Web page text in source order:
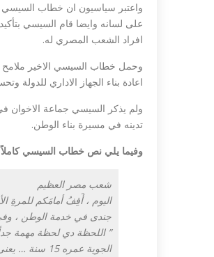
واعتبر سياسيون ان خطاب السيسي
على لسانه وايضا قام السيسي
افراد الشعب المصري له.
وحمل خطاب السيسي الاخير ملامح
اعادة بناء الجهاز الاداري للدولة
ولم يذكر السيسي جماعة الاخوان
تدينه في مسيرة بناء الوطن.
وفيما يلي نص خطاب السيسي كاملاً
شعب مصر العظيم
اليوم ، أَقِفُ أمامَكم
جندى في خدمة الوطن ،